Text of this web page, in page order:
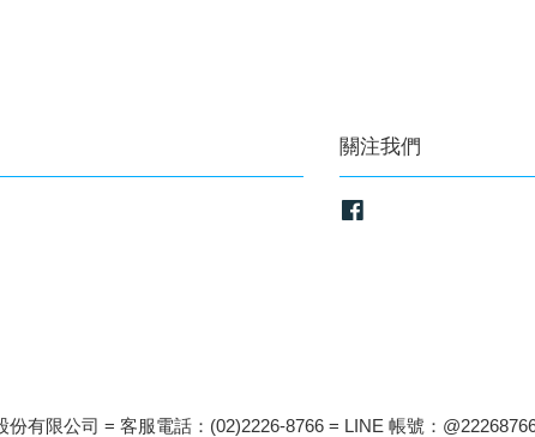
關注我們
有限公司 = 客服電話：(02)2226-8766 = LINE 帳號：